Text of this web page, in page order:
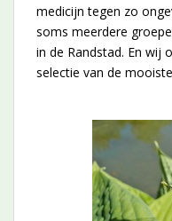
medicijn tegen zo
soms meerdere
in de Randstad. En wij
selectie van de